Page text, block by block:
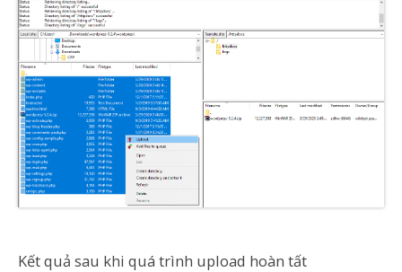
Kết quả sau khi quá trình upload hoàn tất